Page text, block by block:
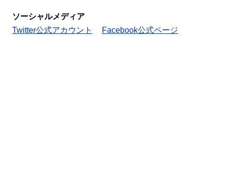
ソーシャルメディア
Twitter公式アカウント
Facebook公式ページ